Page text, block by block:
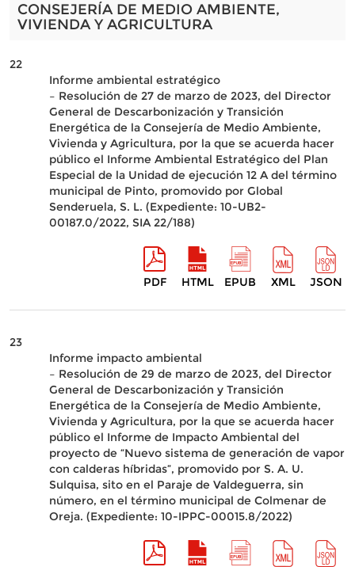
CONSEJERÍA DE MEDIO AMBIENTE,
VIVIENDA Y AGRICULTURA
22
Informe ambiental estratégico
– Resolución de 27 de marzo de 2023, del Director
General de Descarbonización y Transición
Energética de la Consejería de Medio Ambiente,
Vivienda y Agricultura, por la que se acuerda hacer
público el Informe Ambiental Estratégico del Plan
Especial de la Unidad de ejecución 12 A del término
municipal de Pinto, promovido por Global
Senderuela, S. L. (Expediente: 10-UB2-
00187.0/2022, SIA 22/188)
PDF HTML EPUB XML JSON
23
Informe impacto ambiental
– Resolución de 29 de marzo de 2023, del Director
General de Descarbonización y Transición
Energética de la Consejería de Medio Ambiente,
Vivienda y Agricultura, por la que se acuerda hacer
público el Informe de Impacto Ambiental del
proyecto de “Nuevo sistema de generación de vapor
con calderas híbridas”, promovido por S. A. U.
Sulquisa, sito en el Paraje de Valdeguerra, sin
número, en el término municipal de Colmenar de
Oreja. (Expediente: 10-IPPC-00015.8/2022)